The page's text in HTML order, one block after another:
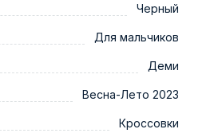
Черный
Для мальчиков
Деми
Весна-Лето 2023
Кроссовки